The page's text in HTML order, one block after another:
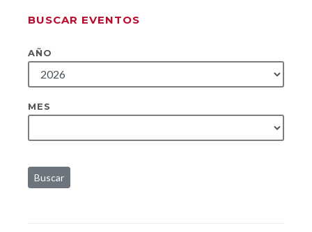
BUSCAR EVENTOS
AÑO
MES
Buscar